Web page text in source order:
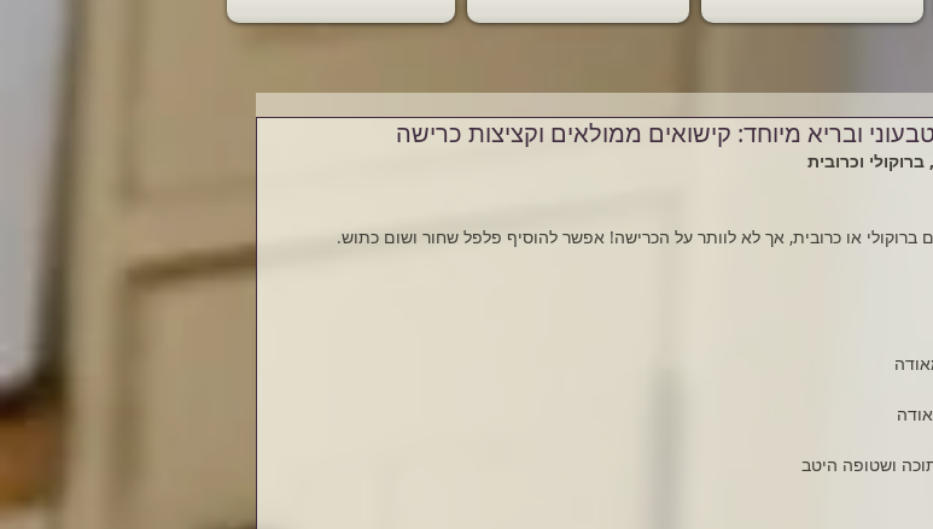
ובריא מיוחד: קישואים ממולאים וקציצות כרישה
וכרובית
ברוקולי או כרובית, אך לא לוותר על הכרישה! אפשר להוסיף פלפל שחור ושום כתוש.